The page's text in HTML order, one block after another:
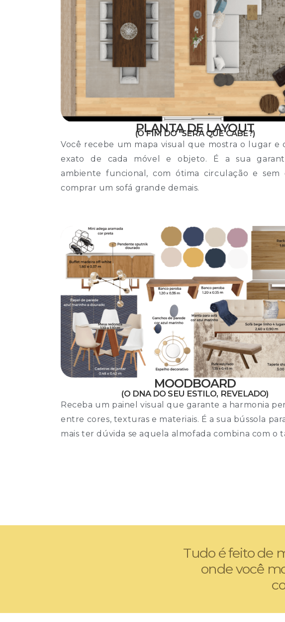
PLANTA DE LAYOUT
(O FIM DO "SERÁ QUE CABE?)
Você recebe um mapa visual que mostra o lugar e
exato de cada móvel e objeto. É a sua
ambiente funcional, com ótima circulação e sem
comprar um sofá grande demais.
MOODBOARD
(O DNA DO SEU ESTILO, REVELADO)
Receba um painel visual que garante a harmonia
entre cores, texturas e materiais. É a sua bússola
mais ter dúvida se aquela almofada combina com o
Tudo é feito de
onde você